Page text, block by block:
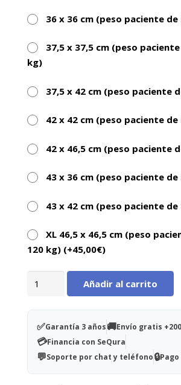
36 x 36 cm (peso paciente de
37,5 x 37,5 cm (peso
kg)
37,5 x 42 cm (peso paciente
42 x 42 cm (peso paciente de
42 x 46,5 cm (peso paciente
43 x 36 cm (peso paciente de
43 x 42 cm (peso paciente de
XL 46,5 x 46,5 cm (peso
120 kg) (+45,00€)
aire
Kineris
33x37,5x7cm
Añadir al carrito
✅Garantía 3 años🚚Envío gratis
💳Financia con SeQura
💬Soporte por chat y teléfono🔒Pago